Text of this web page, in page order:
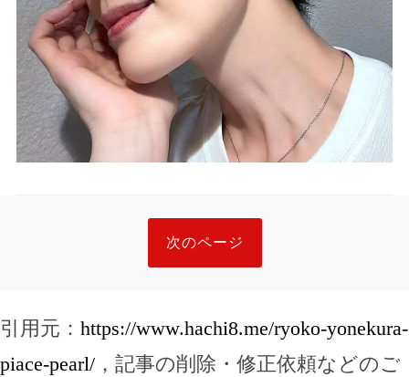
次のページ
引用元： https://www.hachi8.me/ryoko-yonekura-
piace-pearl/ ，記事の削除・修正依頼などのご